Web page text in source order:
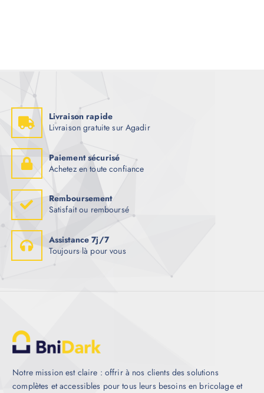
Livraison rapide
Livraison gratuite sur Agadir
Paiement sécurisé
Achetez en toute confiance
Remboursement
Satisfait ou remboursé
Assistance 7j/7
Toujours là pour vous
Notre mission est claire : offrir à nos clients des solutions
complètes et accessibles pour tous leurs besoins en bricolage et